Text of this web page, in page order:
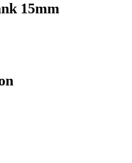
15mm